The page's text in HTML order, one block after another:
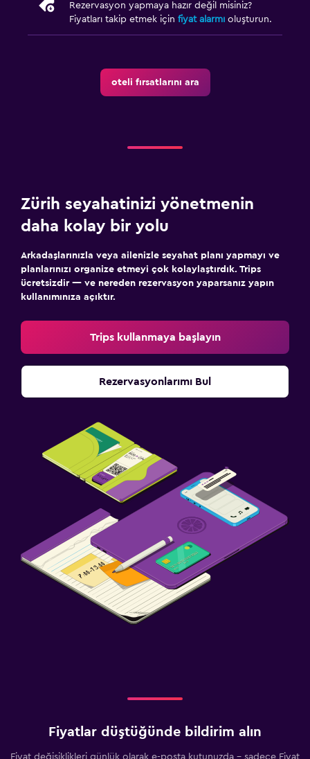
Rezervasyon yapmaya hazır değil misiniz?
Fiyatları takip etmek için fiyat alarmı oluşturun.
oteli fırsatlarını ara
Zürih seyahatinizi yönetmenin
daha kolay bir yolu
Arkadaşlarınızla veya ailenizle seyahat planı yapmayı ve
planlarınızı organize etmeyi çok kolaylaştırdık. Trips
ücretsizdir — ve nereden rezervasyon yaparsanız yapın
kullanımınıza açıktır.
Trips kullanmaya başlayın
Rezervasyonlarımı Bul
Fiyatlar düştüğünde bildirim alın
Fiyat değişiklikleri günlük olarak e-posta kutunuzda - sadece Fiyat